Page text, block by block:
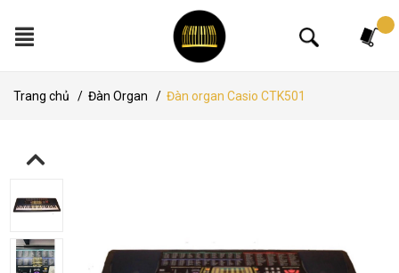
Trang chủ / Đàn Organ / Đàn organ Casio CTK501